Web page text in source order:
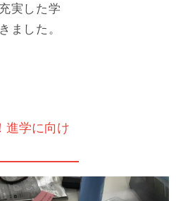
実した学
ました。
進学に向け